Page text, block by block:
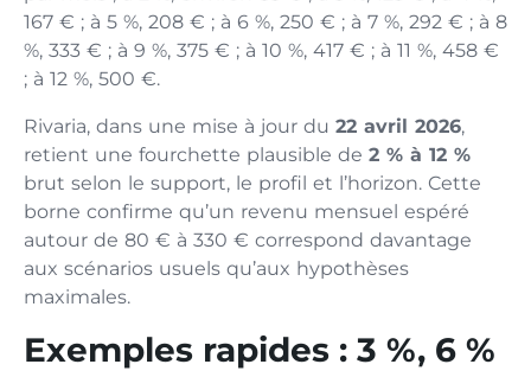
167 € ; à 5 %, 208 € ; à 6 %, 250 € ; à 7 %, 292 € ; à 8
%, 333 € ; à 9 %, 375 € ; à 10 %, 417 € ; à 11 %, 458 €
; à 12 %, 500 €.
Rivaria, dans une mise à jour du 22 avril 2026,
retient une fourchette plausible de 2 % à 12 %
brut selon le support, le profil et l’horizon. Cette
borne confirme qu’un revenu mensuel espéré
autour de 80 € à 330 € correspond davantage
aux scénarios usuels qu’aux hypothèses
maximales.
Exemples rapides : 3 %, 6 %